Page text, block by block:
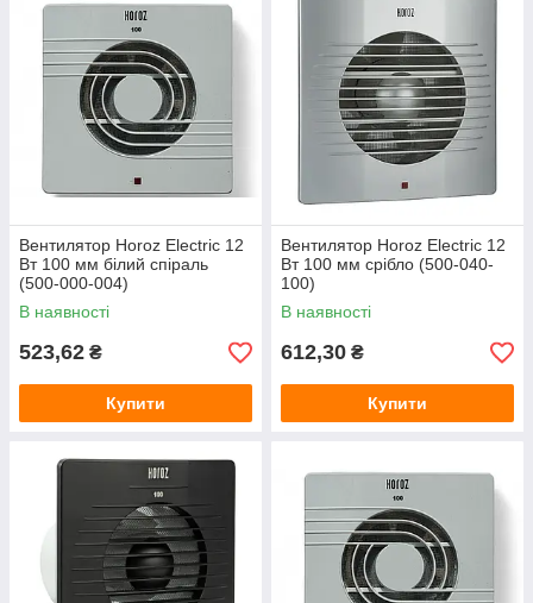
Вентилятор Horoz Electric 12
Вт 100 мм білий спіраль
(500-000-004)
В наявності
523,62 ₴
Купити
Вентилятор Horoz Electric 12
Вт 100 мм срібло (500-040-
100)
В наявності
612,30 ₴
Купити